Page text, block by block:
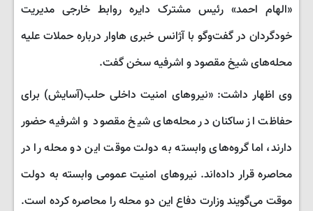
«الهام احمد» رئیس مشترک دایره روابط خارجی مدیریت
خودگردان در گفت‌وگو با آژانس خبری هاوار درباره حملات علیه
محله‌های شیخ مقصود و اشرفیه سخن گفت.
وی اظهار داشت: «نیروهای امنیت داخلی حلب(آسایش) برای
حفاظت از ساکنان در محله‌های شیخ مقصود و اشرفیه حضور
دارند، اما گروه‌های وابسته به دولت موقت این دو محله را در
محاصره قرار داده‌اند. نیروهای امنیت عمومی وابسته به دولت
موقت می‌گویند وزارت دفاع این دو محله را محاصره کرده است.